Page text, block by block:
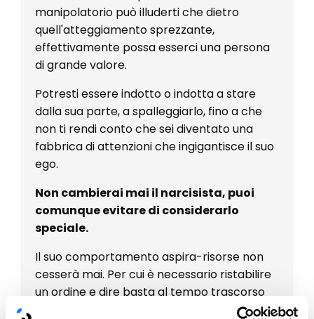
manipolatorio può illuderti che dietro
quell'atteggiamento sprezzante,
effettivamente possa esserci una persona
di grande valore.
Potresti essere indotto o indotta a stare
dalla sua parte, a spalleggiarlo, fino a che
non ti rendi conto che sei diventato una
fabbrica di attenzioni che ingigantisce il suo
ego.
Non cambierai mai il narcisista, puoi
comunque evitare di considerarlo
speciale.
Il suo comportamento aspira-risorse non
cesserà mai. Per cui è necessario ristabilire
un ordine e dire basta al tempo trascorso
per accontentare la sua megalomania o il